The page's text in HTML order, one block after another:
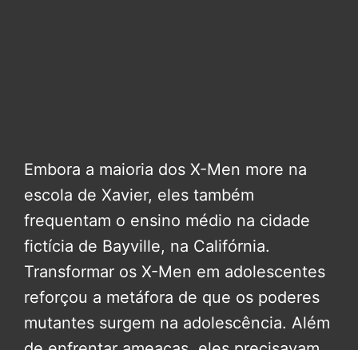
Embora a maioria dos X-Men more na
escola de Xavier, eles também
frequentam o ensino médio na cidade
fictícia de Bayville, na Califórnia.
Transformar os X-Men em adolescentes
reforçou a metáfora de que os poderes
mutantes surgem na adolescência. Além